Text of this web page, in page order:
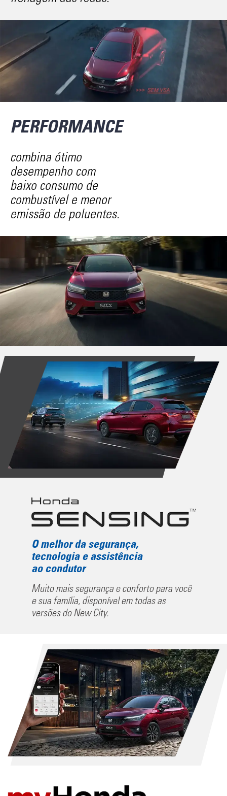
PERFORMANCE
combina ótimo
desempenho com
baixo consumo de
combustível e menor
emissão de poluentes.
O melhor da segurança,
tecnologia e assistência
ao condutor
Muito mais segurança e conforto para você
e sua família, disponível em todas as
versões do New City.